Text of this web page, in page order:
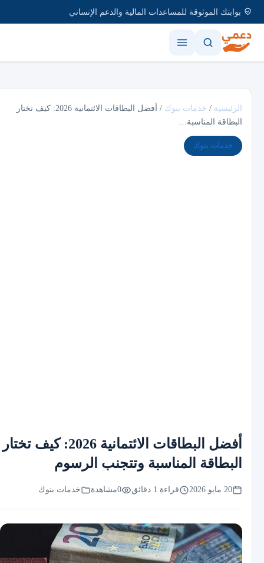
بوابتك الموثوقة للمساعدات المالية والدعم الإنساني
الرئيسية / خدمات بنوك /
أفضل البطاقات الائتمانية 2026: كيف تختار
البطاقة المناسبة…
خدمات بنوك
أفضل البطاقات الائتمانية 2026: كيف تختار
البطاقة المناسبة وتتجنب الرسوم
20 مايو 2026 قراءة 1 دقائق 0مشاهدة خدمات بنوك